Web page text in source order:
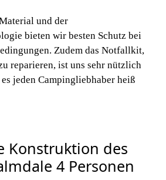
und der
bieten wir besten Schutz bei
Zudem das Notfallkit,
reparieren, ist uns sehr nützlich
jeden Campingliebhaber heiß
Konstruktion des
4 Personen